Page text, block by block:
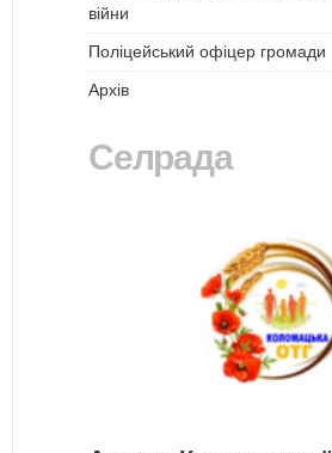
війни
Поліцейський офіцер громади
Архів
Селрада